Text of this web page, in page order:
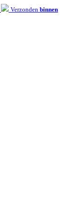
Verzonden binnen